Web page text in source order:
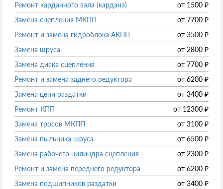
Ремонт карданного вала (кардана)
от 1500 ₽
Замена сцепления МКПП
от 7700 ₽
Ремонт и замена гидроблока АКПП
от 3500 ₽
Замена шруса
от 2800 ₽
Замена диска сцепления
от 7700 ₽
Ремонт и замена заднего редуктора
от 6200 ₽
Замена цепи раздатки
от 3400 ₽
Ремонт КПП
от 12300 ₽
Замена тросов МКПП
от 3100 ₽
Замена пыльника шруса
от 6500 ₽
Замена рабочего цилиндра сцепления
от 2300 ₽
Ремонт и замена переднего редуктора
от 6200 ₽
Замена подшипников раздатки
от 3400 ₽